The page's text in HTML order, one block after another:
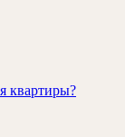
квартиры?